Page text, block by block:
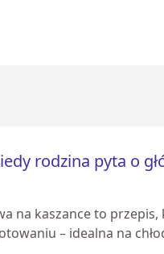
rodzina pyta o
na kaszance to przepis,
– idealna na